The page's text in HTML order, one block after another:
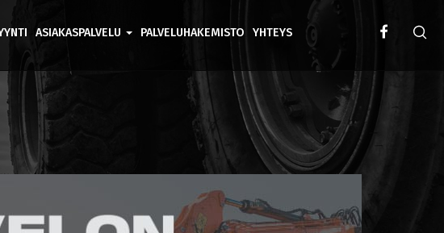
ASIAKASPALVELU PALVELUHAKEMISTO YHTEYS